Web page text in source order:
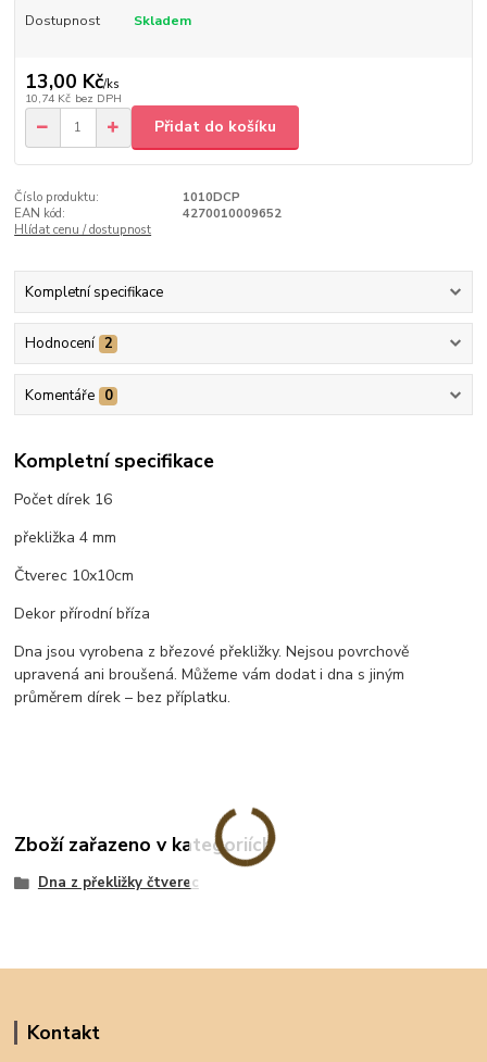
Dostupnost Skladem
13,00 Kč/ks
10,74 Kč bez DPH
Přidat do košíku
Číslo produktu:
1010DCP
EAN kód:
4270010009652
Hlídat cenu / dostupnost
Kompletní specifikace
Hodnocení 2
Komentáře 0
Kompletní specifikace
Počet dírek 16
překližka 4 mm
Čtverec 10x10cm
Dekor přírodní bříza
Dna jsou vyrobena z březové překližky. Nejsou povrchově
upravená ani broušená. Můžeme vám dodat i dna s jiným
průměrem dírek – bez příplatku.
Zboží zařazeno v kategoriích
Dna z překližky čtverec
Kontakt